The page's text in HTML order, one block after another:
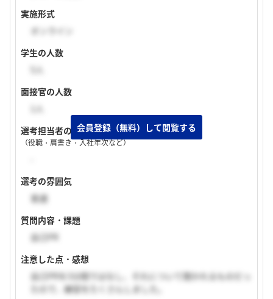
実施形式
オンライン
学生の人数
面接官の人数
選考担当者の特徴
（役職・肩書き・入社年次など）
選考の雰囲気
普通
質問内容・課題
自己PR
注意した点・感想
自己PRを3分間ではなし、それについて聞かれるものだっ
たので、練習をたくさんしました。